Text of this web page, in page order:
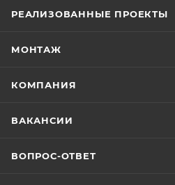
РЕАЛИЗОВАННЫЕ ПРОЕКТЫ
МОНТАЖ
КОМПАНИЯ
ВАКАНСИИ
ВОПРОС-ОТВЕТ